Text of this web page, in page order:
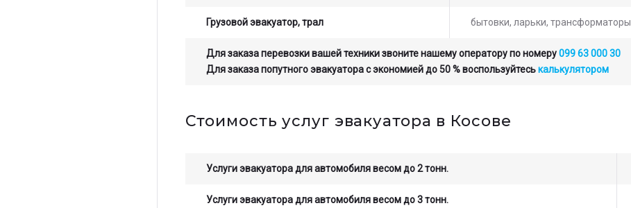
Грузовой эвакуатор, трал бытовки, ларьки, трансформаторы.
Для заказа перевозки вашей техники звоните нашему оператору по номеру099 63 000 30
Для заказа попутного эвакуатора с экономией до 50 % воспользуйтеськалькулятором
Стоимость услуг эвакуатора в Косове
Услуги эвакуатора для автомобиля весом до 2 тонн.
Услуги эвакуатора для автомобиля весом до 3 тонн.